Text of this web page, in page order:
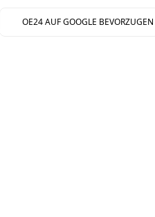
OE24 AUF GOOGLE BEVORZUGEN